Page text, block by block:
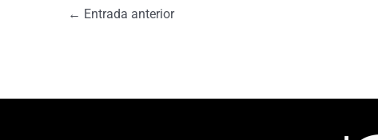
← Entrada anterior